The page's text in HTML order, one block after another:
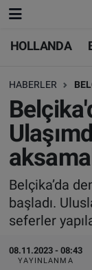
HOLLANDA
HABERLER
Belçika’da
başladı.
seferler
08.11.2023 - 08:43
YAYINLANMA
BELÇİKA
FRANSA
SAĞLIK -
BİLİM-
BELÇİKA
TÜRKİYE
DÜNYA
BİLİM-
SAĞLIK
Nöbetçi
Hava
Trafik
Süper Lig
Tüm
Son
Haber